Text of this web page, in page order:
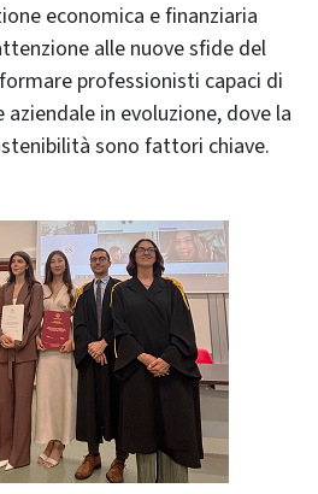
economica e finanziaria
alle nuove sfide del
professionisti capaci di
in evoluzione, dove la
sono fattori chiave.